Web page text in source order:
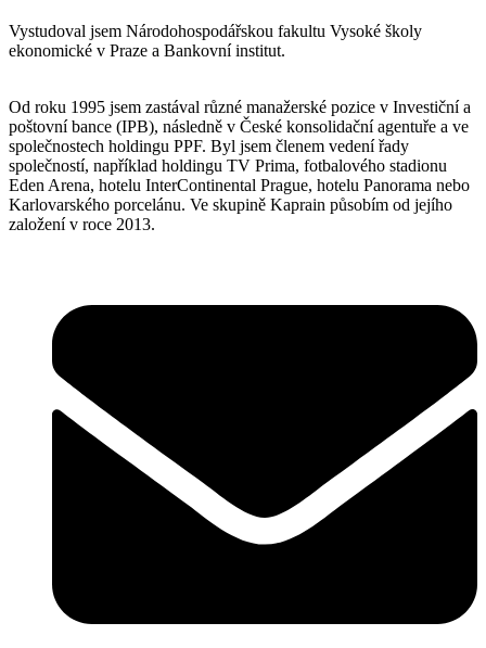
Vystudoval jsem Národohospodářskou fakultu Vysoké školy
ekonomické v Praze a Bankovní institut.
Od roku 1995 jsem zastával různé manažerské pozice v Investiční a
poštovní bance (IPB), následně v České konsolidační agentuře a ve
společnostech holdingu PPF. Byl jsem členem vedení řady
společností, například holdingu TV Prima, fotbalového stadionu
Eden Arena, hotelu InterContinental Prague, hotelu Panorama nebo
Karlovarského porcelánu. Ve skupině Kaprain působím od jejího
založení v roce 2013.